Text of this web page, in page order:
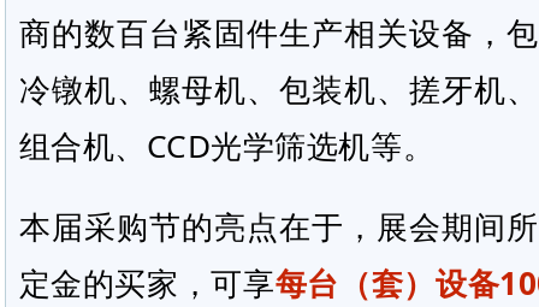
商的数百台紧固件生产相关设备，
冷镦机、螺母机、包装机、搓牙机
组合机、CCD光学筛选机等。
本届采购节的亮点在于，展会期间
定金的买家，可享每台（套）设备